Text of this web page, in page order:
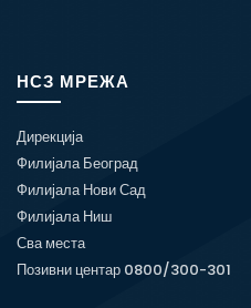
НСЗ МРЕЖА
Дирекција
Филијала Београд
Филијала Нови Сад
Филијала Ниш
Сва места
Позивни центар 0800/300-301